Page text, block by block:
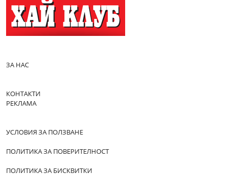
ЗА НАС
КОНТАКТИ
РЕКЛАМА
УСЛОВИЯ ЗА ПОЛЗВАНЕ
ПОЛИТИКА ЗА ПОВЕРИТЕЛНОСТ
ПОЛИТИКА ЗА БИСКВИТКИ